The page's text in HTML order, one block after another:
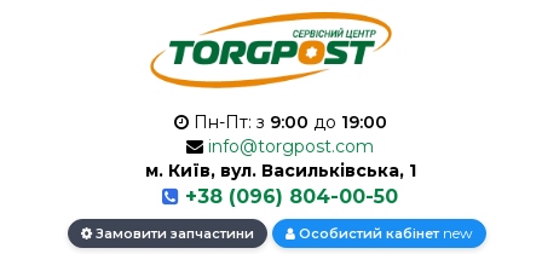
Пн-Пт: з 9:00 до 19:00
info@torgpost.com
м. Київ, вул. Васильківська, 1
+38 (096) 804-00-50
Замовити запчастини Особистий кабінет new